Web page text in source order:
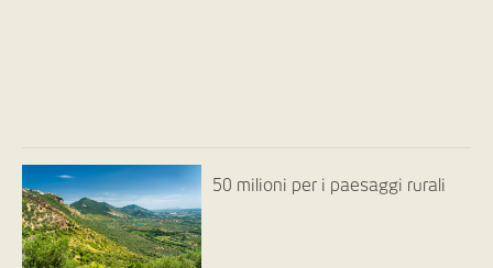
50 milioni per i paesaggi rurali